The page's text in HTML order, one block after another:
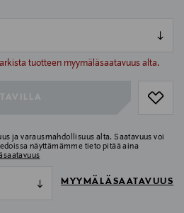
tuotteen myymäläsaatavuus alta.
ja varausmahdollisuus alta. Saatavuus voi
näyttämämme tieto pitää aina
MYYMÄLÄSAATAVUUS